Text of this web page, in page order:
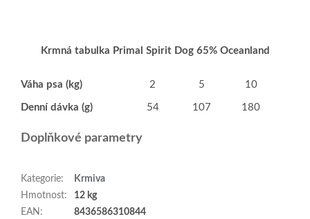
Krmná tabulka Primal Spirit Dog 65% Oceanland
Váha psa (kg) 2 5 10
Denní dávka (g) 54 107 180
Doplňkové parametry
Kategorie:
Krmiva
Hmotnost:
12 kg
EAN : 8436586310844